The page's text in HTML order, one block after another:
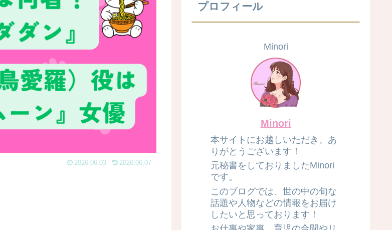
2026.06.03 2026.06.07
プロフィール
Minori
Minori
本サイトにお越しいただき、あ
りがとうございます！
元秘書をしておりましたMinori
です。
このブログでは、世の中の旬な
話題や人物などの情報をお届け
したいと思っております！